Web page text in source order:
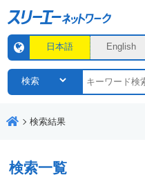
日本語 English
検索結果
検索一覧